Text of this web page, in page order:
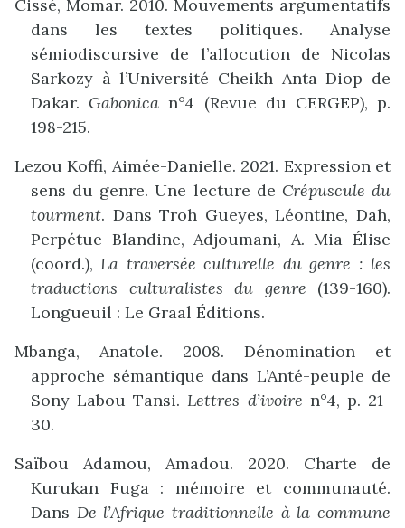
Cissé, Momar. 2010. Mouvements argumentatifs
dans les textes politiques. Analyse
sémiodiscursive de l’allocution de Nicolas
Sarkozy à l’Université Cheikh Anta Diop de
Dakar. Gabonica n°4 (Revue du CERGEP), p.
198-215.
Lezou Koffi, Aimée-Danielle. 2021. Expression et
sens du genre. Une lecture de Crépuscule du
tourment. Dans Troh Gueyes, Léontine, Dah,
Perpétue Blandine, Adjoumani, A. Mia Élise
(coord.),La traversée culturelle du genre : les
traductions culturalistes du genre (139-160).
Longueuil : Le Graal Éditions.
Mbanga, Anatole. 2008. Dénomination et
approche sémantique dans L’Anté-peuple de
Sony Labou Tansi.Lettres d’ivoire n°4, p. 21-
30.
Saïbou Adamou, Amadou. 2020. Charte de
Kurukan Fuga : mémoire et communauté.
Dans De l’Afrique traditionnelle à la commune